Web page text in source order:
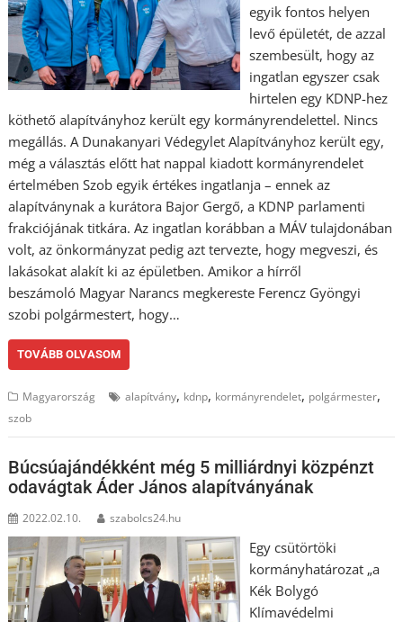
egyik fontos helyen
levő épületét, de azzal
szembesült, hogy az
ingatlan egyszer csak
hirtelen egy KDNP-hez
köthető alapítványhoz került egy kormányrendelettel. Nincs
megállás. A Dunakanyari Védegylet Alapítványhoz került egy,
még a választás előtt hat nappal kiadott kormányrendelet
értelmében Szob egyik értékes ingatlanja – ennek az
alapítványnak a kurátora Bajor Gergő, a KDNP parlamenti
frakciójának titkára. Az ingatlan korábban a MÁV tulajdonában
volt, az önkormányzat pedig azt tervezte, hogy megveszi, és
lakásokat alakít ki az épületben. Amikor a hírről
beszámoló Magyar Narancs megkereste Ferencz Gyöngyi
szobi polgármestert, hogy…
TOVÁBB OLVASOM
Magyarország alapítvány, kdnp, kormányrendelet, polgármester,
szob
Búcsúajándékként még 5 milliárdnyi közpénzt
odavágtak Áder János alapítványának
2022.02.10. szabolcs24.hu
Egy csütörtöki
kormányhatározat „a
Kék Bolygó
Klímavédelmi